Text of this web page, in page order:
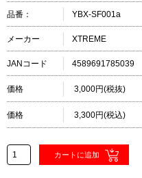
品番： YBX-SF001a
メーカー XTREME
JANコード 4589691785039
価格 3,000円(税抜)
価格 3,300円(税込)